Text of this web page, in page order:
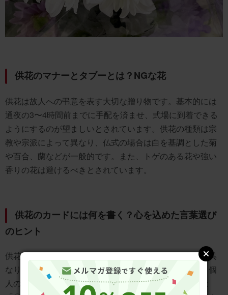
供花のマナーとタブーとは？NGな花
供花は故人への弔意を表す大切な贈り物です。基本的には
通夜の3〜4時間前までに手配を済ませ、式場に到着できる
ようにするのが望ましいとされています。供花の種類は宗
教や宗派によって異なり、仏式の場合は白を基調とした菊
や百合、蘭などが一般的です。また、トゲのある花や強い
香りの花は避けるべきとされています。
供花のカードには何を書く？心を込めた言葉選び
のヒント
供花に添える札名は、送り主の立場によって記載方法が異
なります。会社からの場合は正式な会社名と役職名を、個
人の場合は氏名を記載します。複数名での供花の場合は